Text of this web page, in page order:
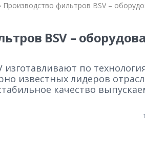
Производство фильтров BSV –
BSV –
по
известных лидеров
качество